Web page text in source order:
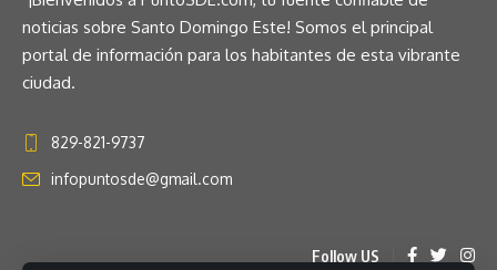
noticias sobre Santo Domingo Este! Somos el principal
portal de información para los habitantes de esta vibrante
ciudad.
829-821-9737
infopuntosde@gmail.com
Follow US